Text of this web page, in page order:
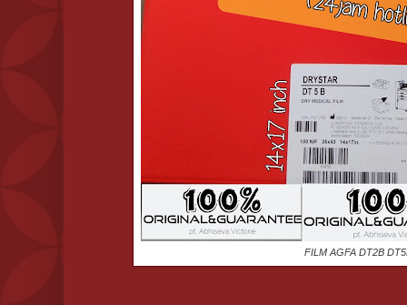
FILM AGFA DT2B